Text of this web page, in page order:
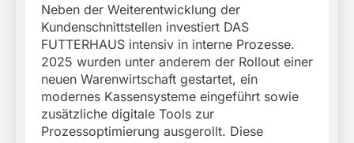
Neben der Weiterentwicklung der
Kundenschnittstellen investiert DAS
FUTTERHAUS intensiv in interne Prozesse.
2025 wurden unter anderem der Rollout einer
neuen Warenwirtschaft gestartet, ein
modernes Kassensysteme eingeführt sowie
zusätzliche digitale Tools zur
Prozessoptimierung ausgerollt. Diese